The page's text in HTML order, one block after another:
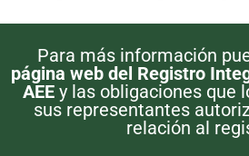
Para más información
página web del Registro
AEE y las obligaciones que
sus representantes
relación al